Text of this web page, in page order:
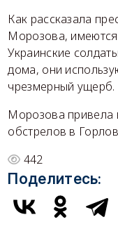
Как рассказала
Морозова, имеются
Украинские
дома, они
чрезмерный ущерб.
Морозова привела
обстрелов в
442
Поделитесь: